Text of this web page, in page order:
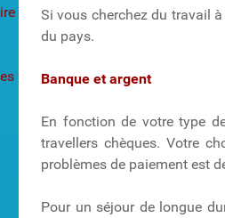
Si vous cherchez du travail
du pays.
Banque et argent
En fonction de votre type
travellers chèques. Votre
problèmes de paiement est
Pour un séjour de longue